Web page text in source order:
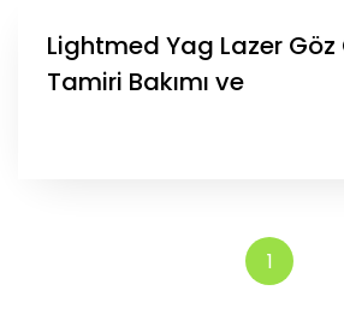
Lightmed Yag Lazer Göz
Tamiri Bakımı ve
1